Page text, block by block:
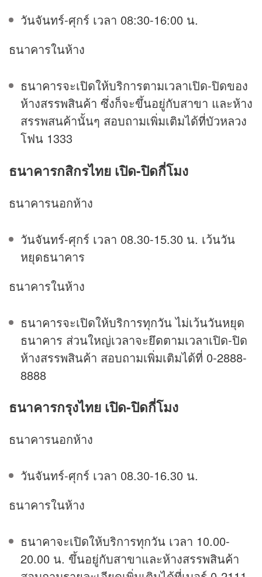
วันจันทร์-ศุกร์ เวลา 08:30-16:00 น.
ธนาคารในห้าง
ธนาคารจะเปิดให้บริการตามเวลาเปิด-ปิดของ
ห้างสรรพสินค้า ซึ่งก็จะขึ้นอยู่กับสาขา และห้าง
สรรพสนค้านั้นๆ สอบถามเพิ่มเติมได้ที่บัวหลวง
โฟน 1333
ธนาคารกสิกรไทย เปิด-ปิดกี่โมง
ธนาคารนอกห้าง
วันจันทร์-ศุกร์ เวลา 08.30-15.30 น. เว้นวัน
หยุดธนาคาร
ธนาคารในห้าง
ธนาคารจะเปิดให้บริการทุกวัน ไม่เว้นวันหยุด
ธนาคาร ส่วนใหญ่เวลาจะยึดตามเวลาเปิด-ปิด
ห้างสรรพสินค้า สอบถามเพิ่มเติมได้ที่ 0-2888-
8888
ธนาคารกรุงไทย เปิด-ปิดกี่โมง
ธนาคารนอกห้าง
วันจันทร์-ศุกร์ เวลา 08.30-16.30 น.
ธนาคารในห้าง
ธนาคาจะเปิดให้บริการทุกวัน เวลา 10.00-
20.00 น. ขึ้นอยู่กับสาขาและห้างสรรพสินค้า